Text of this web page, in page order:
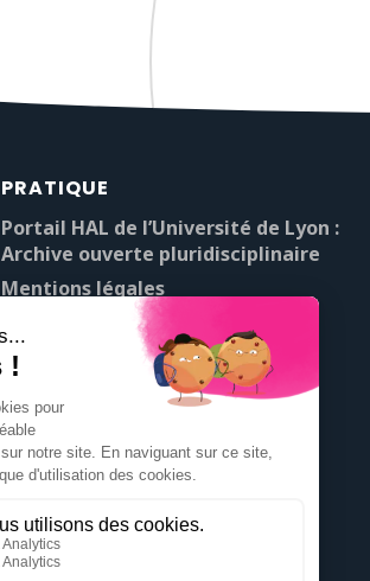
PRATIQUE
Portail HAL de l’Université de Lyon :
Archive ouverte pluridisciplinaire
Mentions légales
À propos de Pop’Sciences
Contact